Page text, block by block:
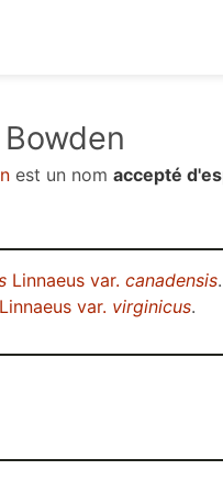
Bowden
est un nom accepté
Linnaeus var. canadensis.
Linnaeus var. virginicus.